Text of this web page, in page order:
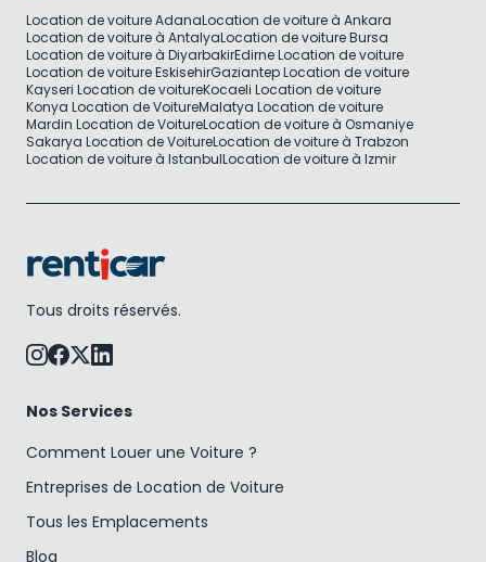
Location de voiture AdanaLocation de voiture à Ankara
Location de voiture à AntalyaLocation de voiture Bursa
Location de voiture à DiyarbakirEdirne Location de voiture
Location de voiture EskisehirGaziantep Location de voiture
Kayseri Location de voitureKocaeli Location de voiture
Konya Location de VoitureMalatya Location de voiture
Mardin Location de VoitureLocation de voiture à Osmaniye
Sakarya Location de VoitureLocation de voiture à Trabzon
Location de voiture à IstanbulLocation de voiture à Izmir
Tous droits réservés.
Nos Services
Comment Louer une Voiture ?
Entreprises de Location de Voiture
Tous les Emplacements
Blog